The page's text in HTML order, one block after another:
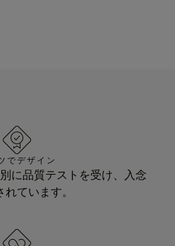
でデザイン
に品質テストを受け、入念
ています。